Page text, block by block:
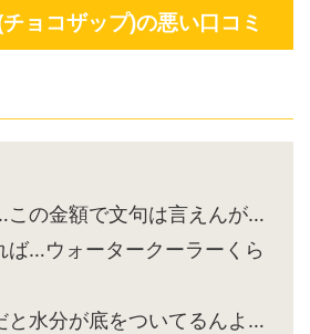
ョコザップ)の悪い口コミ
この金額で文句は言えんが…
…ウォータークーラーくら
水分が底をついてるんよ…